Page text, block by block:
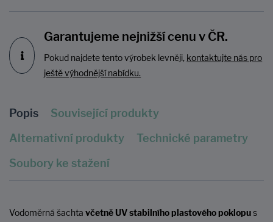
Garantujeme nejnižší cenu v ČR.
Pokud najdete tento výrobek levněji, kontaktujte nás pro
ještě výhodnější nabídku.
Popis
Související produkty
Alternativní produkty
Technické parametry
Soubory ke stažení
Vodoměrná šachta včetně UV stabilního plastového poklopus